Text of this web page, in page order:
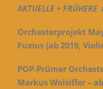
AKTUELLE +FRÜHERE
Orchesterprojekt
Fuxius (ab 2019,
POP-Prümer
Markus Wolsiffer –